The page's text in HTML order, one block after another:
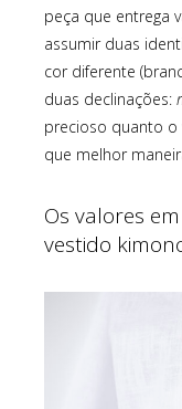
peça que entrega
assumir duas
cor diferente
duas declinações:
precioso quanto o
que melhor
Os valores
vestido